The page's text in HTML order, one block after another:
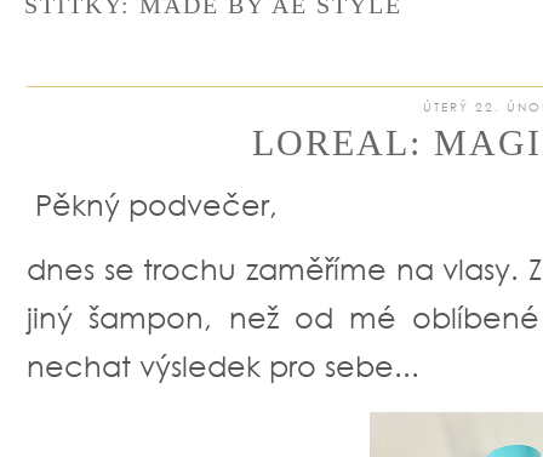
ÚTERÝ 22.
LOREAL:
Pěkný podvečer,
dnes se trochu zaměříme na vlasy.
jiný šampon, než od mé
nechat výsledek pro sebe...